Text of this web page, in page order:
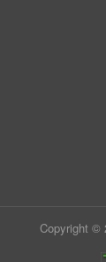
Copyright ©